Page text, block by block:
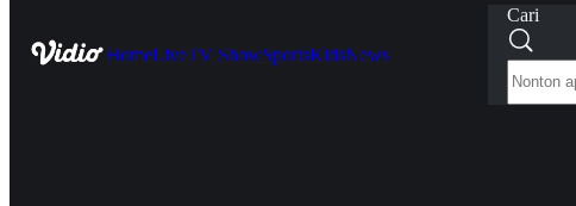
HomeLiveTV ShowSportsKidsNews
Cari